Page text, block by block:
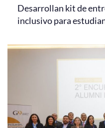
Desarrollan kit de
inclusivo para